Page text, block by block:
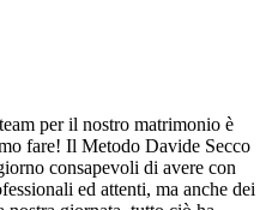
per il nostro matrimonio è
fare! Il Metodo Davide Secco
consapevoli di avere con
ed attenti, ma anche dei